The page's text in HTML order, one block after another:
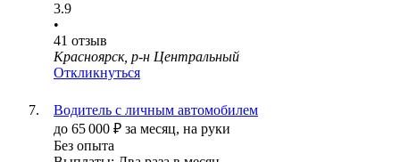
3.9
•
41 отзыв
Красноярск, р-н Центральный
Откликнуться
Водитель с личным автомобилем
до 65 000 ₽ за месяц, на руки
Без опыта